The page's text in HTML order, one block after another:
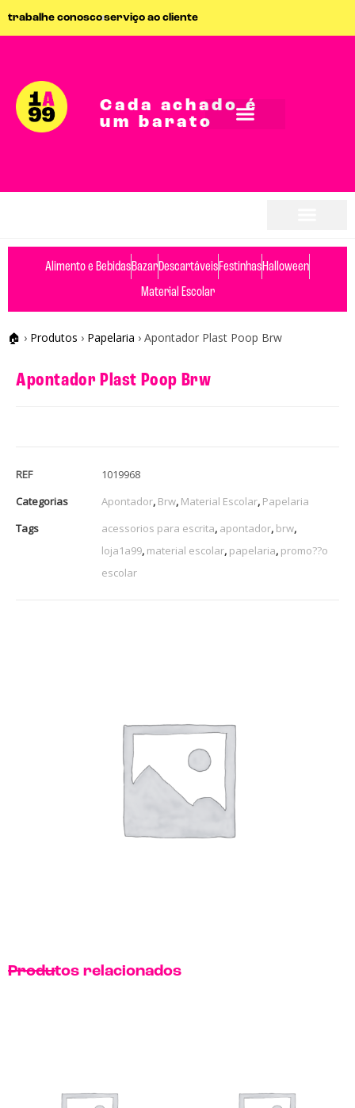
trabalhe conoscoserviço ao cliente
Cada achado é
um barato
Alimento e BebidasBazarDescartáveisFestinhasHalloween
Material Escolar
🏠 › Produtos › Papelaria › Apontador Plast Poop Brw
Apontador Plast Poop Brw
REF
1019968
Categorias
Apontador, Brw, Material Escolar, Papelaria
Tags
acessorios para escrita, apontador, brw,
loja1a99, material escolar, papelaria, promo??o
escolar
Produtos relacionados